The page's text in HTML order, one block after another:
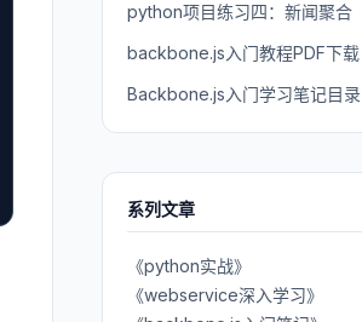
python项目练习四：新闻聚合
backbone.js入门教程PDF下载
Backbone.js入门学习笔记目录
系列文章
《python实战》
《webservice深入学习》